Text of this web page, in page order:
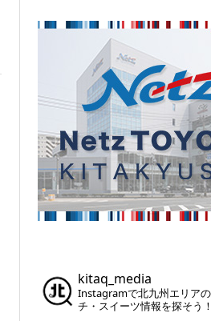
kitaq_media
Instagramで北九州エリア
チ・スイーツ情報を探そう！